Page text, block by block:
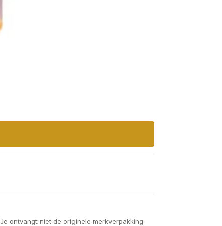
ontvangt niet de originele merkverpakking.